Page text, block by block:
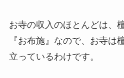
お寺の収入のほとんどは、
『お布施』なので、お寺は
立っているわけです。